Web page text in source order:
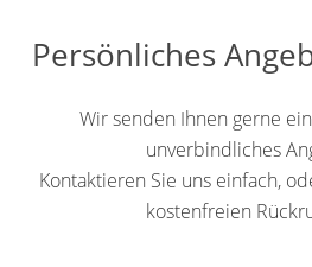
Persönliches
Wir senden Ihnen gerne
unverbindliches
Kontaktieren Sie uns einfach,
kostenfreien